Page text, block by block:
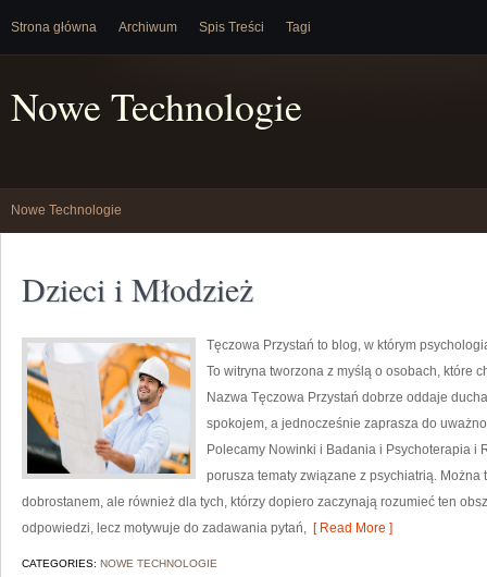
Strona główna Archiwum Spis Treści Tagi
Nowe Technologie
Nowe Technologie
Dzieci i Młodzież
Tęczowa Przystań to blog, w którym
To witryna tworzona z myślą o osobach, które
Nazwa Tęczowa Przystań dobrze oddaje
spokojem, a jednocześnie zaprasza do
Polecamy Nowinki i Badania i Psychoterapia i
porusza tematy związane z psychiatrią.
dobrostanem, ale również dla tych, którzy dopiero zaczynają rozumieć ten
odpowiedzi, lecz motywuje do zadawania pytań, [ Read More ]
CATEGORIES: NOWE TECHNOLOGIE